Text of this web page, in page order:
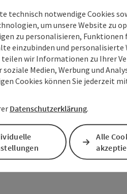
mobil durch die
Infos
technisch notwendige Cookies
um unsere Website zu
zu personalisieren, Funktionen
einzubinden und personalisierte
wir Informationen zu Ihrer
Medien, Werbung und
Cookies können Sie jederzeit
Datenschutzerklärung.
Alle